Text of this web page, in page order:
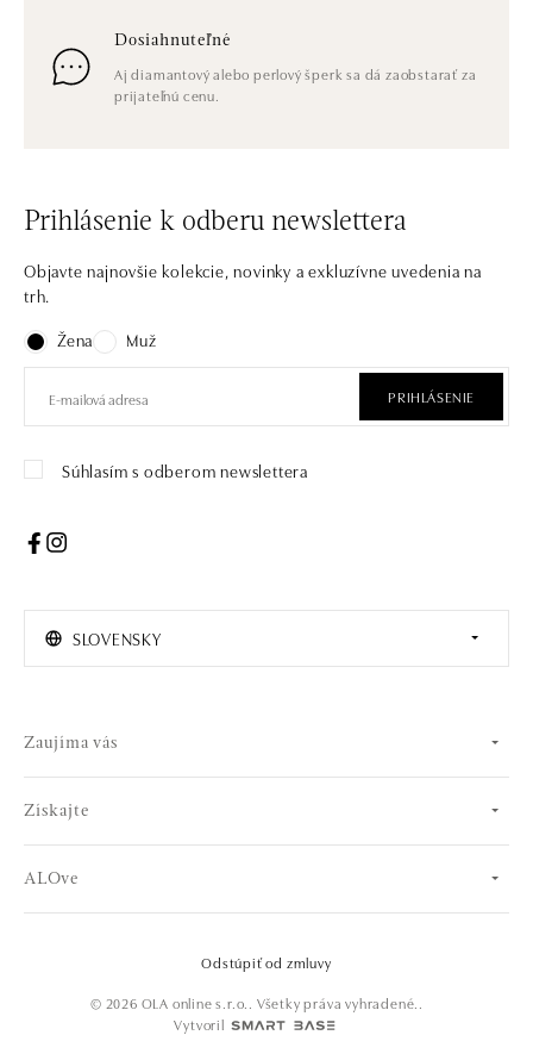
Dosiahnuteľné
Aj diamantový alebo perlový šperk sa dá zaobstarať za
prijateľnú cenu.
Prihlásenie k odberu newslettera
Objavte najnovšie kolekcie, novinky a exkluzívne uvedenia na
trh.
Žena
Muž
PRIHLÁSENIE
Súhlasím s odberom newslettera
SLOVENSKY
Zaujíma vás
Získajte
ALOve
© 2026 OLA online s.r.o.. Všetky práva vyhradené..
Vytvoril
Odstúpiť od zmluvy